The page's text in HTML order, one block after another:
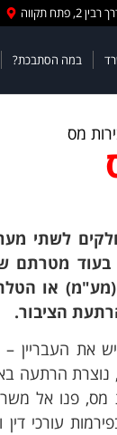
פתח תקווה
במה הסתבכת?
מס
לשתי
בעוד
או הטלת
הציבור.
את העבריין
הרתעה
מס, פנו אל
עורכי